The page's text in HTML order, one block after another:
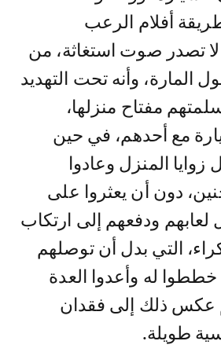
أفلام الرعب
لا تصدر صوت استغاثة، من
المارة، وأنه تحت التهديد
مفتاح منزلها،
مع أحدهم، في حين
المنزل وعادوا
دون أن يعثروا على
لعابهم ودفعهم إلى ارتكاب
التي بدل أن توصلهم
له وأعدوا العدة
عكس ذلك إلى فقدان
طويلة.